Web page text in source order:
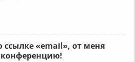
«email», от меня